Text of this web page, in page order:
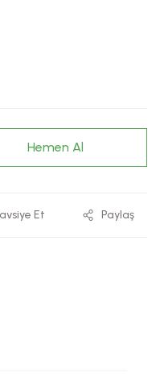
Hemen Al
Et Paylaş